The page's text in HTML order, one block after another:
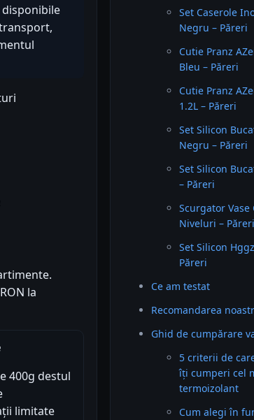
la
400g destul
limitate
Set Caserole
Negru – Păreri
Cutie Pranz
Bleu – Păreri
Cutie Pranz
1.2L – Păreri
Set Silicon
Negru – Păreri
Set Silicon
– Păreri
Scurgator Vase
Niveluri – Păreri
Set Silicon
Păreri
Ce am testat
Recomandarea
Ghid de cumpărare
5 criterii de
îți cumperi cel
termoizolant
Cum alegi în